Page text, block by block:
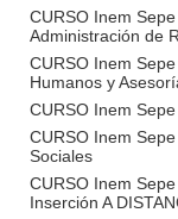
CURSO Inem
Administración de
CURSO Inem
Humanos y
CURSO Inem
CURSO Inem
Sociales
CURSO Inem
Inserción A